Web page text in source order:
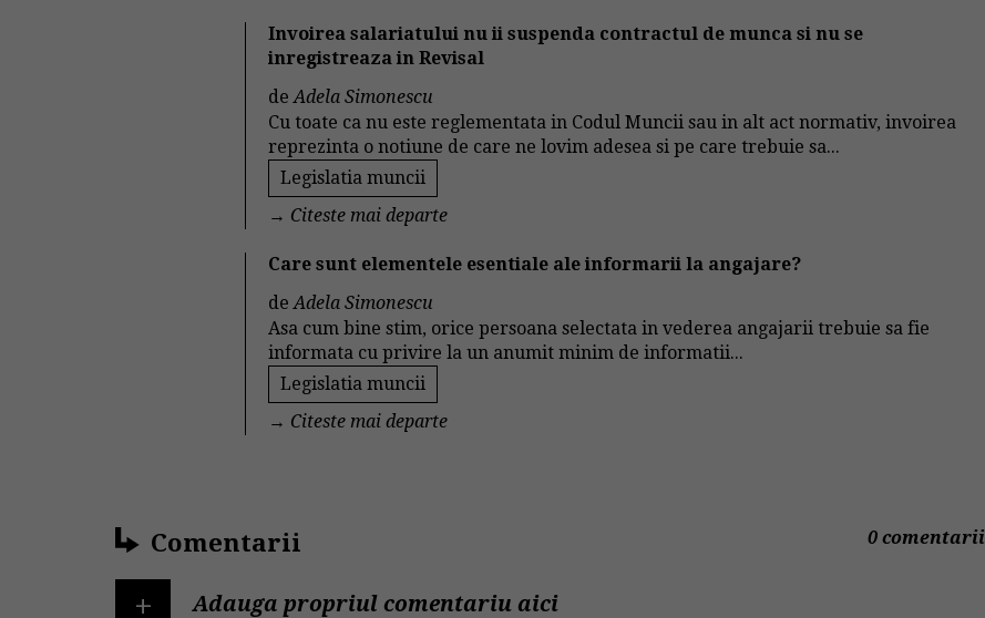
Invoirea salariatului nu ii suspenda contractul de munca si nu se
inregistreaza in Revisal
deAdela Simonescu
Cu toate ca nu este reglementata in Codul Muncii sau in alt act normativ, invoirea
reprezinta o notiune de care ne lovim adesea si pe care trebuie sa...
Legislatia muncii
→ Citeste mai departe
Care sunt elementele esentiale ale informarii la angajare?
deAdela Simonescu
Asa cum bine stim, orice persoana selectata in vederea angajarii trebuie sa fie
informata cu privire la un anumit minim de informatii...
Legislatia muncii
→ Citeste mai departe
Comentarii 0 comentarii
+ Adauga propriul comentariu aici